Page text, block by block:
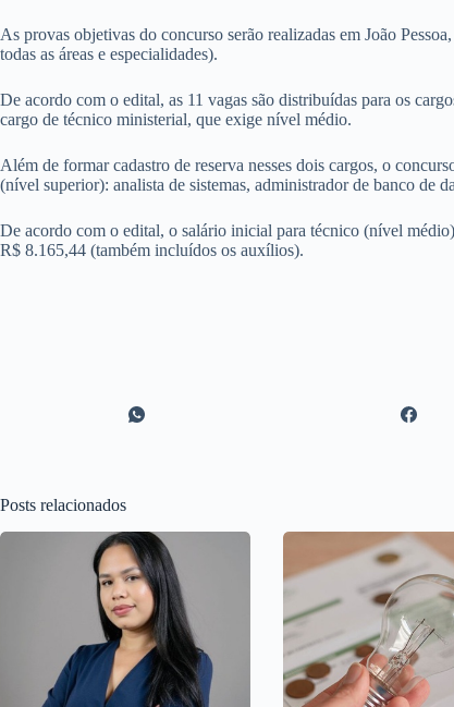
As provas objetivas do concurso serão realizadas em João
todas as áreas e especialidades).
De acordo com o edital, as 11 vagas são distribuídas para os
cargo de técnico ministerial, que exige nível médio.
Além de formar cadastro de reserva nesses dois cargos, o
(nível superior): analista de sistemas, administrador de banco de
De acordo com o edital, o salário inicial para técnico (nível
R$ 8.165,44 (também incluídos os auxílios).
Posts relacionados